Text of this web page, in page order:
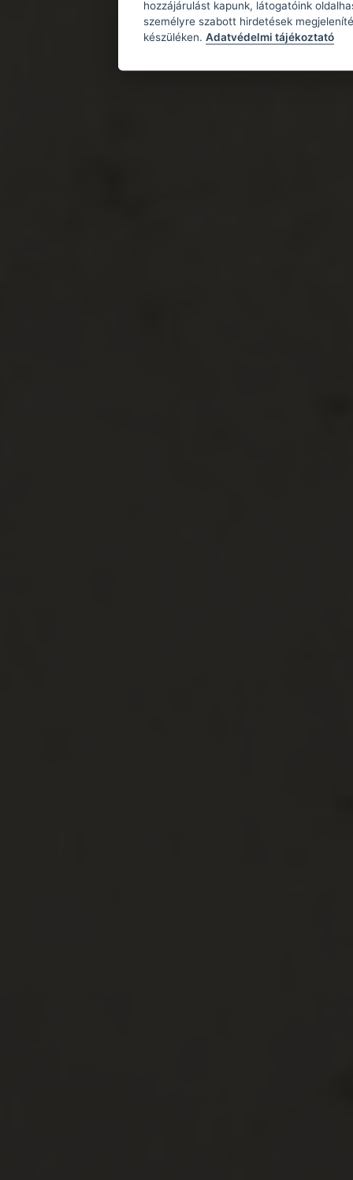
hozzájárulást kapunk, látogatóink
személyre szabott hirdetések
készüléken. Adatvédelmi tájékoztató